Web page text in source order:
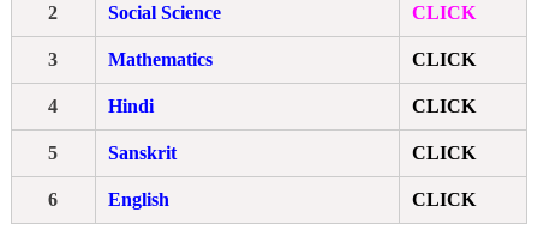
2 Social Science CLICK
3 Mathematics CLICK
4 Hindi CLICK
5 Sanskrit CLICK
6 English CLICK